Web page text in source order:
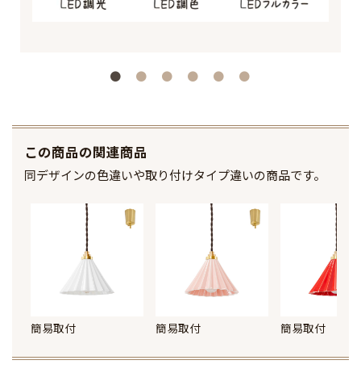
この商品の関連商品
同デザインの色違いや取り付けタイプ違いの商品です。
簡易取付 簡易取付 簡易取付